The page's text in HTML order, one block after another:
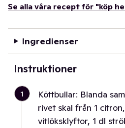
Se alla våra recept för "köp
Ingredienser
Instruktioner
1
Köttbullar: Blanda
rivet skal från 1
vitlöksklyftor, 1 dl